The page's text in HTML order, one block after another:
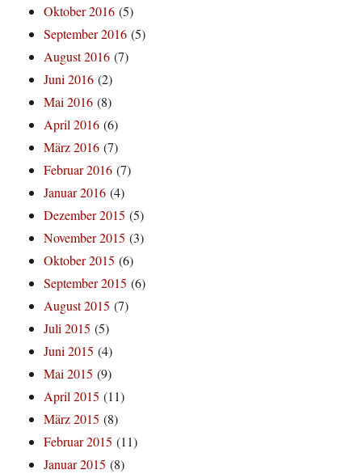
Oktober 2016 (5)
September 2016 (5)
August 2016 (7)
Juni 2016 (2)
Mai 2016 (8)
April 2016 (6)
März 2016 (7)
Februar 2016 (7)
Januar 2016 (4)
Dezember 2015 (5)
November 2015 (3)
Oktober 2015 (6)
September 2015 (6)
August 2015 (7)
Juli 2015 (5)
Juni 2015 (4)
Mai 2015 (9)
April 2015 (11)
März 2015 (8)
Februar 2015 (11)
Januar 2015 (8)